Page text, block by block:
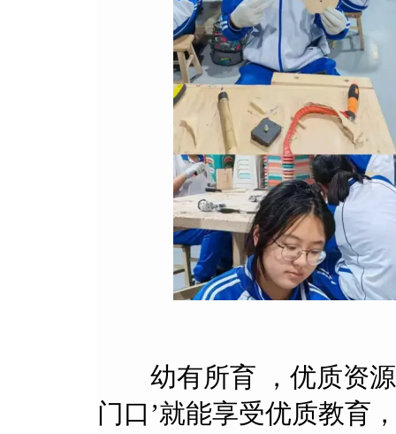
幼有所育 ，优质资源全
门口’就能享受优质教育